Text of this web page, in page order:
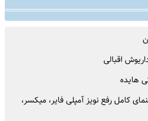
اقبالی
هایده
کامل رفع نویز آمپلی فایر، میکسر،